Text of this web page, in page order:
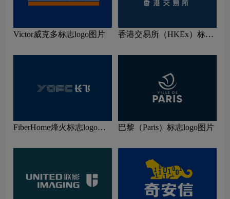
Victor威克多标志logo图片
香港交易所（HKEx）标志
FiberHome烽火标志logo图
巴黎（Paris）标志logo图片